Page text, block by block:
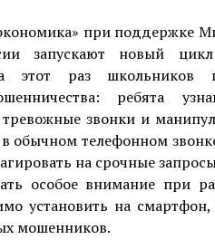
при поддержке
запускают новый
этот раз школьников
ребята
тревожные звонки и
обычном телефонном
на срочные
особое внимание при
установить на
мошенников.